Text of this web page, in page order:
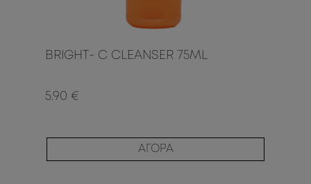
BRIGHT- C CLEANSER 75ML
5.90 €
ΑΓΟΡΑ